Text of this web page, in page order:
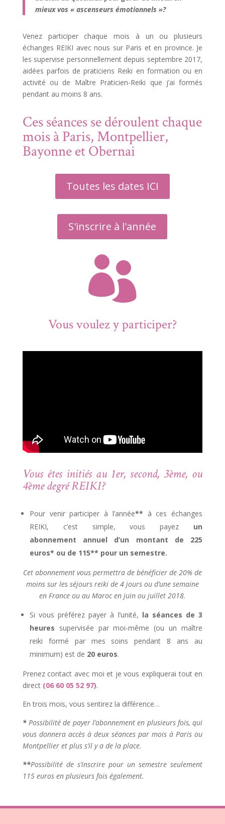
mieux vos « ascenseurs émotionnels »?
Venez participer chaque mois à un ou plusieurs
échanges REIKI avec nous sur Paris et en province. Je
les supervise personnellement depuis septembre 2017,
aidées parfois de praticiens Reiki en formation ou en
activité ou de Maître Praticien-Reiki que j’ai formés
pendant au moins 8 ans.
Ces séances se déroulent chaque
mois à Paris, Montpellier,
Bayonne et Obernai
Toutes les dates ICI
S'inscrire à l'année

Vous voulez y participer?
Vous êtes initiés au 1er, second, 3ème, ou
4ème degré REIKI?
Pour venir participer à l’année** à ces échanges
REIKI, c’est simple, vous payez un
abonnement annuel d’un montant de 225
euros* ou de 115** pour un semestre.
Cet abonnement vous permettra de bénéficier de 20% de
moins sur les séjours reiki de 4 jours ou d’une semaine
en France ou au Maroc en juin ou juillet 2018.
Si vous préférez payer à l’unité, la séances de 3
heures supervisée par moi-même (ou un maître
reiki formé par mes soins pendant 8 ans au
minimum) est de 20 euros.
Prenez contact avec moi et je vous expliquerai tout en
direct (06 60 05 52 97).
En trois mois, vous sentirez la différence…
* Possibilité de payer l’abonnement en plusieurs fois, qui
vous donnera accès à deux séances par mois à Paris ou
Montpellier et plus s’il y a de la place.
**Possibilité de s’inscrire pour un semestre seulement
115 euros en plusieurs fois également.